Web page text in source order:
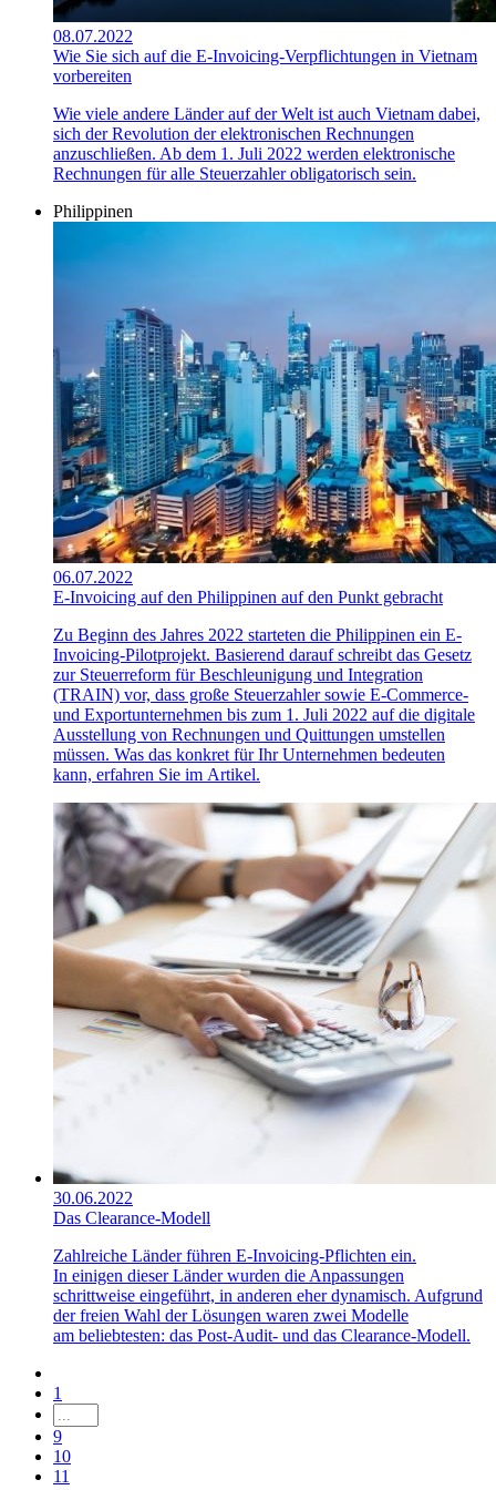
08.07.2022
Wie Sie sich auf die E-Invoicing-Verpflichtungen in Vietnam
vorbereiten
Wie viele andere Länder auf der Welt ist auch Vietnam dabei,
sich der Revolution der elektronischen Rechnungen
anzuschließen. Ab dem 1. Juli 2022 werden elektronische
Rechnungen für alle Steuerzahler obligatorisch sein.
Philippinen
06.07.2022
E-Invoicing auf den Philippinen auf den Punkt gebracht
Zu Beginn des Jahres 2022 starteten die Philippinen ein E-
Invoicing-Pilotprojekt. Basierend darauf schreibt das Gesetz
zur Steuerreform für Beschleunigung und Integration
(TRAIN) vor, dass große Steuerzahler sowie E-Commerce-
und Exportunternehmen bis zum 1. Juli 2022 auf die digitale
Ausstellung von Rechnungen und Quittungen umstellen
müssen. Was das konkret für Ihr Unternehmen bedeuten
kann, erfahren Sie im Artikel.
30.06.2022
Das Clearance-Modell
Zahlreiche Länder führen E-Invoicing-Pflichten ein.
In einigen dieser Länder wurden die Anpassungen
schrittweise eingeführt, in anderen eher dynamisch. Aufgrund
der freien Wahl der Lösungen waren zwei Modelle
am beliebtesten: das Post-Audit- und das Clearance-Modell.
1
9
10
11